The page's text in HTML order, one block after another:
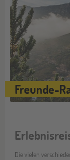
Freunde-
Die vielen